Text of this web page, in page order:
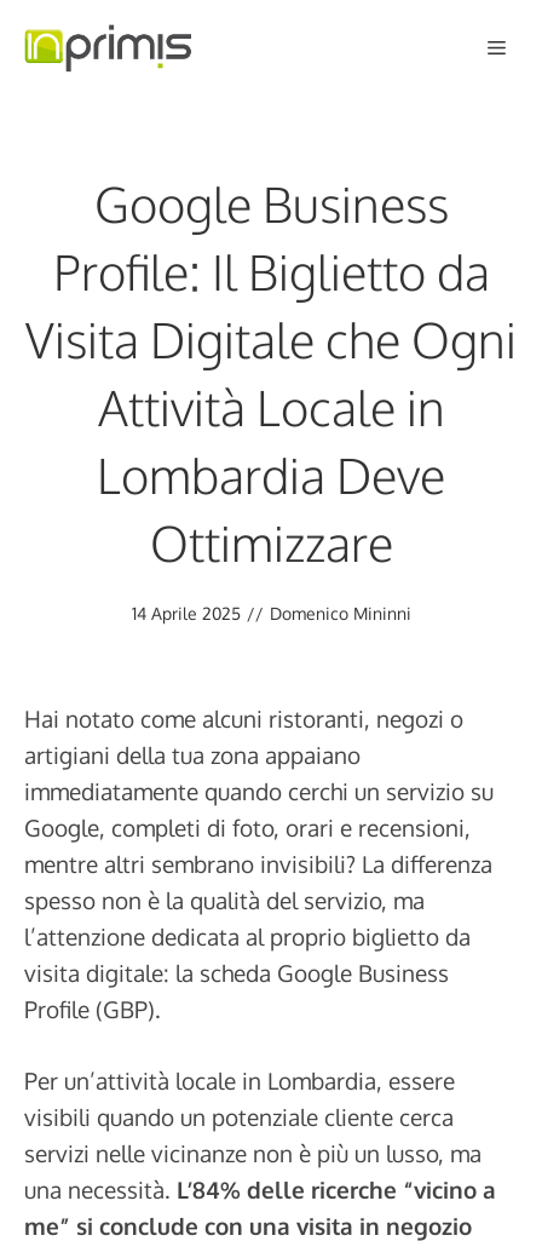
Google Business
Profile: Il Biglietto da
Visita Digitale che Ogni
Attività Locale in
Lombardia Deve
Ottimizzare
14 Aprile 2025 // Domenico Mininni
Hai notato come alcuni ristoranti, negozi o
artigiani della tua zona appaiano
immediatamente quando cerchi un servizio su
Google, completi di foto, orari e recensioni,
mentre altri sembrano invisibili? La differenza
spesso non è la qualità del servizio, ma
l’attenzione dedicata al proprio biglietto da
visita digitale: la scheda Google Business
Profile (GBP).
Per un’attività locale in Lombardia, essere
visibili quando un potenziale cliente cerca
servizi nelle vicinanze non è più un lusso, ma
una necessità. L’84% delle ricerche “vicino a
me” si conclude con una visita in negozio